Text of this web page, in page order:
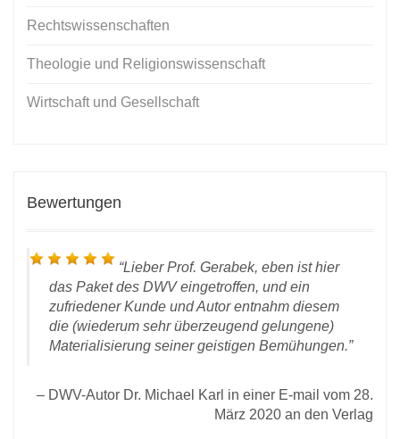
Rechtswissenschaften
Theologie und Religionswissenschaft
Wirtschaft und Gesellschaft
Bewertungen
Lieber Prof. Gerabek, eben ist hier
das Paket des DWV eingetroffen, und ein
zufriedener Kunde und Autor entnahm diesem
die (wiederum sehr überzeugend gelungene)
Materialisierung seiner geistigen Bemühungen.
DWV-Autor Dr. Michael Karl in einer E-mail vom 28.
März 2020 an den Verlag